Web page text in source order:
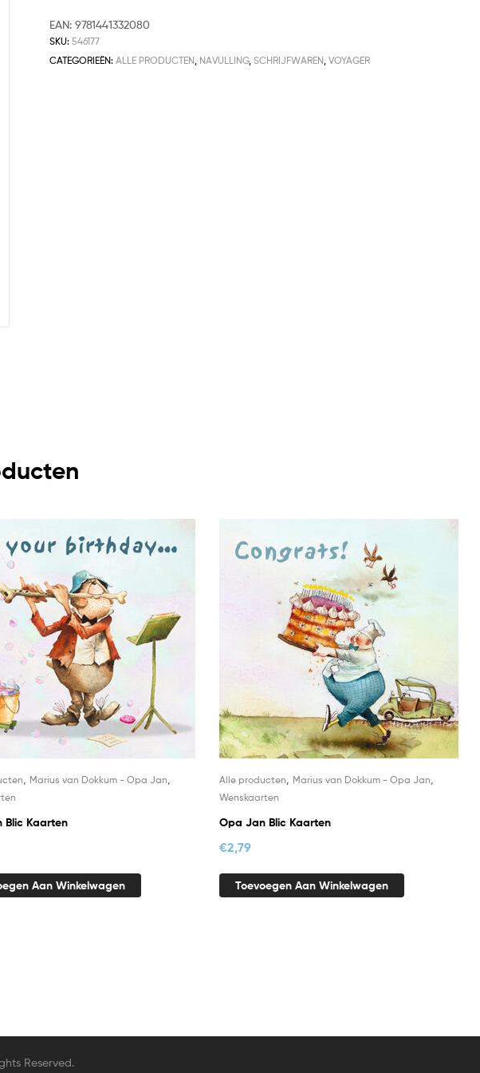
EAN:9781441332080
SKU:546177
CATEGORIEËN:ALLE PRODUCTEN, NAVULLING,SCHRIJFWAREN,VOYAGER
Marius van Dokkum - Opa Jan
Blic Kaarten
Aan Winkelwagen
Alle producten Marius van Dokkum - Opa Jan
Wenskaarten
Opa Jan Blic Kaarten
€2,79
Toevoegen Aan Winkelwagen
Reserved.